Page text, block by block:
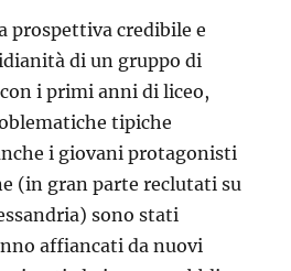
prospettiva credibile e
di un gruppo di
i primi anni di liceo,
tipiche
i giovani protagonisti
(in gran parte reclutati su
sono stati
affiancati da nuovi